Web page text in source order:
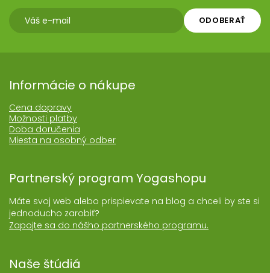
ODOBERAŤ
Informácie o nákupe
Cena dopravy
Možnosti platby
Doba doručenia
Miesta na osobný odber
Partnerský program Yogashopu
Máte svoj web alebo prispievate na blog a chceli by ste si
jednoducho zarobiť?
Zapojte sa do nášho partnerského programu.
Naše štúdiá